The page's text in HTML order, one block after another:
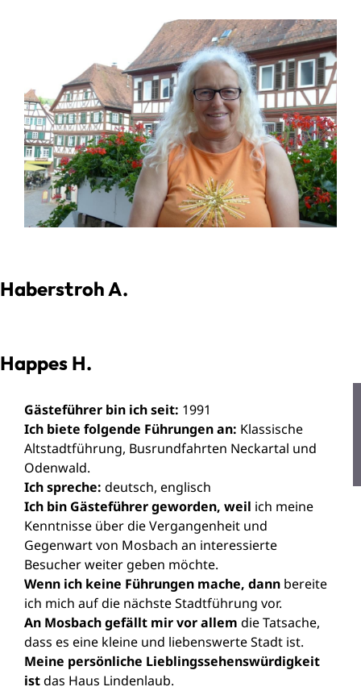
Haberstroh A.
Happes H.
Gästeführer bin ich seit: 1991
Ich biete folgende Führungen an: Klassische
Altstadtführung, Busrundfahrten Neckartal und
Odenwald.
Ich spreche: deutsch, englisch
Ich bin Gästeführer geworden, weil ich meine
Kenntnisse über die Vergangenheit und
Gegenwart von Mosbach an interessierte
Besucher weiter geben möchte.
Wenn ich keine Führungen mache, dann bereite
ich mich auf die nächste Stadtführung vor.
An Mosbach gefällt mir vor allem die Tatsache,
dass es eine kleine und liebenswerte Stadt ist.
Meine persönliche Lieblingssehenswürdigkeit
istdas Haus Lindenlaub.